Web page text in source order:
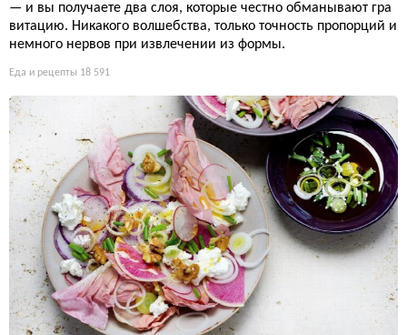
— и вы получаете два слоя, которые честно обманывают гра
витацию. Никакого волшебства, только точность пропорций и
немного нервов при извлечении из формы.
Еда и рецепты 18 591